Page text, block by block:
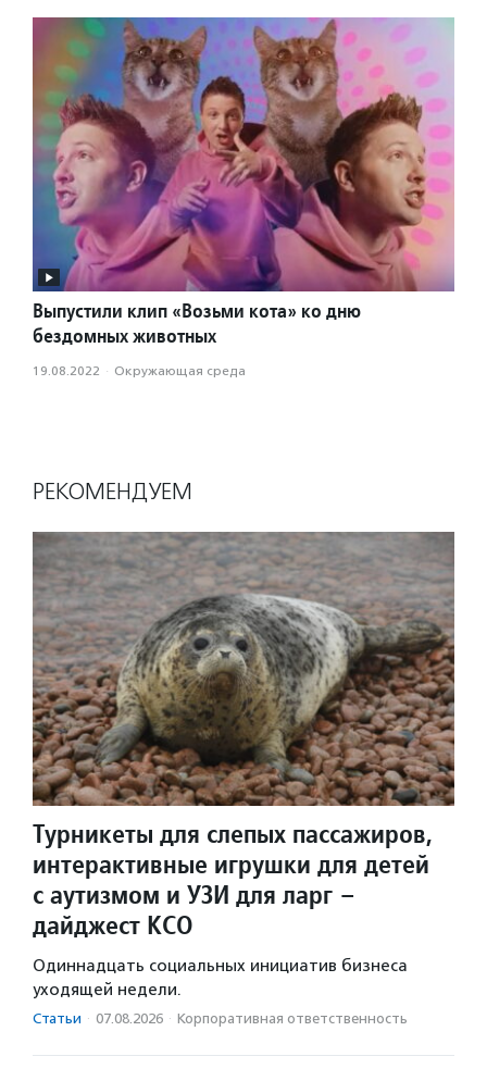
Выпустили клип «Возьми кота» ко дню
бездомных животных
19.08.2022 · Окружающая среда
РЕКОМЕНДУЕМ
Турникеты для слепых пассажиров,
интерактивные игрушки для детей
с аутизмом и УЗИ для ларг –
дайджест КСО
Одиннадцать социальных инициатив бизнеса
уходящей недели.
Статьи · 07.08.2026 · Корпоративная ответственность